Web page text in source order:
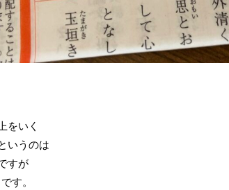
をいく
いうのは
すが
す。